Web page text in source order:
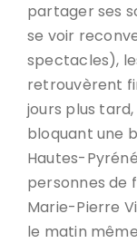
partager ses
se voir
spectacles),
retrouvèrent
jours plus
bloquant une
Hautes-
personnes de
Marie-Pierre
le matin